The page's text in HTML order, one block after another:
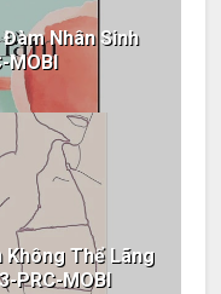
Nhân Sinh
MOBI
Không Thể Lãng
PRC-MOBI